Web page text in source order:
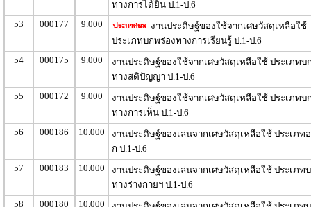
ทางการได้ยิน ป.1-ป.6
53
000177 9.000
งานประดิษฐ์ของใช้จากเศษวัสดุเหลือใช้
ประเภทบกพร่องทางการเรียนรู้ ป.1-ป.6
54
000175 9.000
งานประดิษฐ์ของใช้จากเศษวัสดุเหลือใช้ ประเภทบ
ทางสติปัญญา ป.1-ป.6
55
000172 9.000
งานประดิษฐ์ของใช้จากเศษวัสดุเหลือใช้ ประเภทบ
ทางการเห็น ป.1-ป.6
56
000186 10.000
งานประดิษฐ์ของเล่นจากเศษวัสดุเหลือใช้ ประเภท
ก ป.1-ป.6
57
000183 10.000
งานประดิษฐ์ของเล่นจากเศษวัสดุเหลือใช้ ประเภท
ทางร่างกายฯ ป.1-ป.6
58
000180 10.000